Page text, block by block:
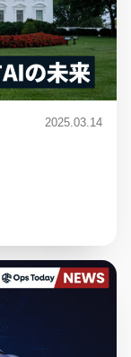
2025.03.14